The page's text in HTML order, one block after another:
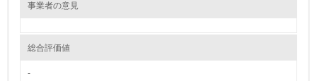
事業者の意見
総合評価値
-